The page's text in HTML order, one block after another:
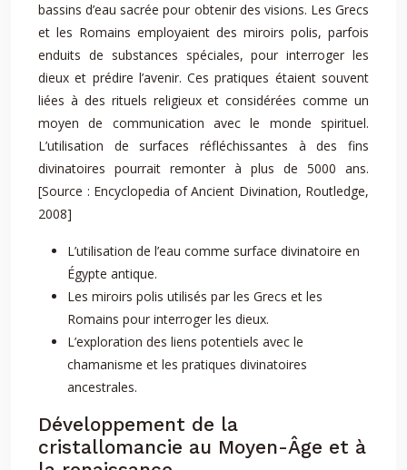
bassins d’eau sacrée pour obtenir des visions. Les Grecs
et les Romains employaient des miroirs polis, parfois
enduits de substances spéciales, pour interroger les
dieux et prédire l’avenir. Ces pratiques étaient souvent
liées à des rituels religieux et considérées comme un
moyen de communication avec le monde spirituel.
L’utilisation de surfaces réfléchissantes à des fins
divinatoires pourrait remonter à plus de 5000 ans.
[Source : Encyclopedia of Ancient Divination, Routledge,
2008]
L’utilisation de l’eau comme surface divinatoire en
Égypte antique.
Les miroirs polis utilisés par les Grecs et les
Romains pour interroger les dieux.
L’exploration des liens potentiels avec le
chamanisme et les pratiques divinatoires
ancestrales.
Développement de la
cristallomancie au Moyen-Âge et à